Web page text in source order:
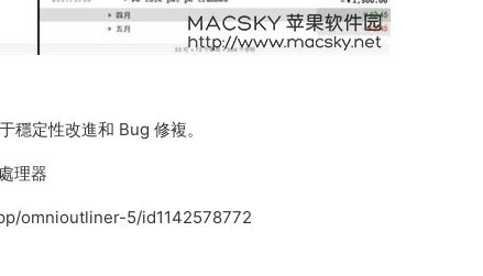
穩定性改進和 Bug 修複。
理器
omnioutliner-5/id1142578772